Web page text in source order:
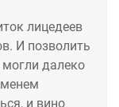
лицедеев
И позволить
могли далеко
и вино